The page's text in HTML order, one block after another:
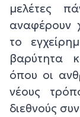
μελέτες
αναφέρουν
το
βαρύτητα
όπου οι
νέους
διεθνούς